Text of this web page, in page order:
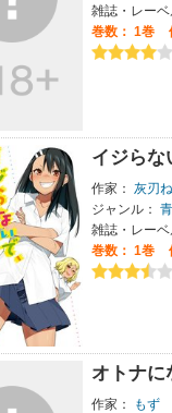
雑誌・レーベ
巻数： 1巻
イジらな
作家： 灰刃
ジャンル：
雑誌・レーベ
巻数： 1巻
オトナ
作家：
もず